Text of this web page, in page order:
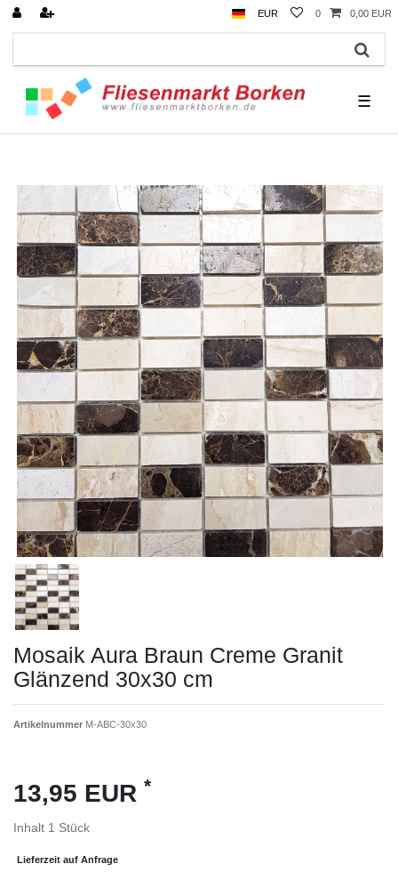
EUR 0 0,00 EUR
☰
Mosaik Aura Braun Creme Granit
Glänzend 30x30 cm
Artikelnummer M-ABC-30x30
13,95 EUR *
Inhalt 1 Stück
Lieferzeit auf Anfrage